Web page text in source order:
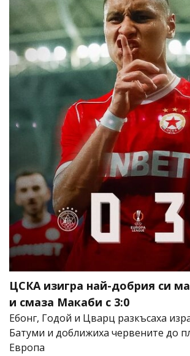
ЦСКА изигра най-добрия си
и смаза Макаби с 3:0
Ебонг, Годой и Цварц разкъсаха
Батуми и доближиха червените до
Европа